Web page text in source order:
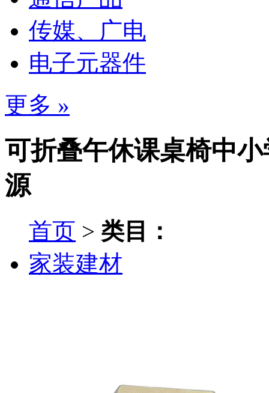
传媒、广电
电子元器件
更多 »
可折叠午休课桌椅中
源
首页 > 类目：
家装建材